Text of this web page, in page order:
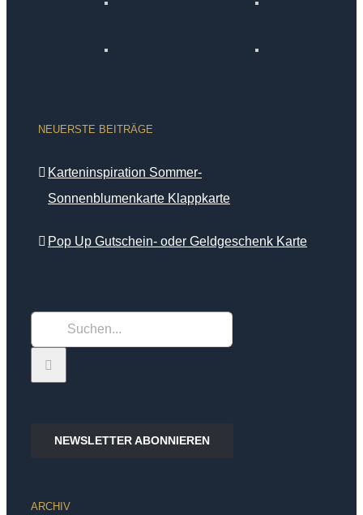
NEUERSTE BEITRÄGE
Karteninspiration Sommer-
Sonnenblumenkarte Klappkarte
Pop Up Gutschein- oder Geldgeschenk Karte
nach:
NEWSLETTER ABONNIEREN
ARCHIV